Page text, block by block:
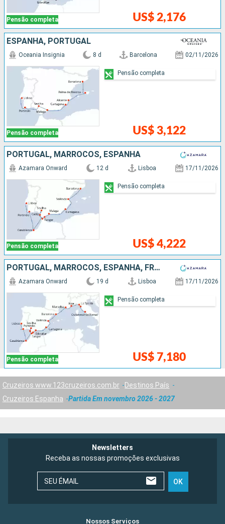
Pensão completa US$ 2,176
ESPANHA, PORTUGAL
Pensão completa
Oceania Insignia 8 d Barcelona 02/11/2026
US$ 3,122
Pensão completa
PORTUGAL, MARROCOS, ESPANHA
Pensão completa
Azamara Onward 12 d Lisboa 17/11/2026
US$ 4,222
Pensão completa
PORTUGAL, MARROCOS, ESPANHA, FRANCIA, ITÁLIA
Pensão completa
Azamara Onward 19 d Lisboa 17/11/2026
US$ 7,180
Pensão completa
Cruzeiros www.123cruzeiros.com.br
Destinos País
Cruzeiros Espanha
Partida Em novembro 2026 - 2027
Newsletters
Receba as nossas promoções exclusivas
SEU ÉMAIL OK
Nossos Serviços